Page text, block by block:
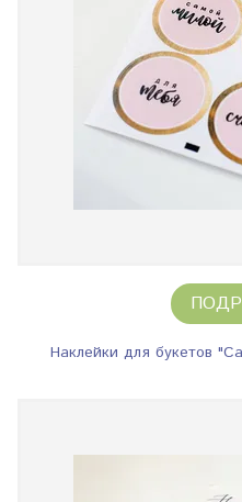
Наклейки для букетов